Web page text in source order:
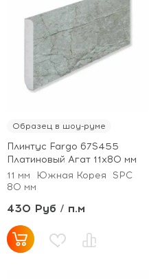
Образец в шоу-руме
Плинтус Fargo 67S455
Платиновый Агат 11х80 мм
11 мм
Южная Корея
SPC
80 мм
430 Руб / п.м